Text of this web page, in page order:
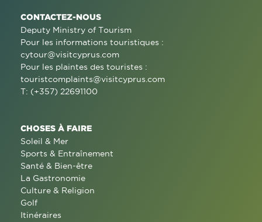
CONTACTEZ-NOUS
Deputy Ministry of Tourism
Pour les informations touristiques :
cytour@visitcyprus.com
Pour les plaintes des touristes :
touristcomplaints@visitcyprus.com
T: (+357) 22691100
CHOSES À FAIRE
Soleil & Mer
Sports & Entraînement
Santé & Bien-être
La Gastronomie
Culture & Religion
Golf
Itinéraires